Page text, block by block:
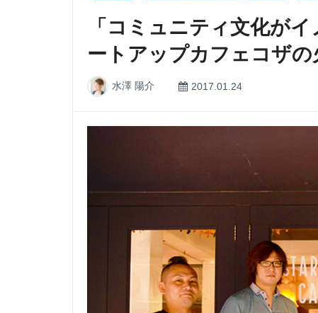
「コミュニティ文化が
ートアップカフェコザ
水澤 陽介 2017.01.24